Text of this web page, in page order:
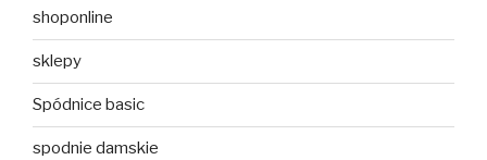
shoponline
sklepy
Spódnice basic
spodnie damskie